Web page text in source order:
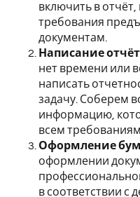
включить в отчёт,
требования
документам.
Написание
нет времени или
написать
задачу. Соберем
информацию,
всем требованиям.
Оформление
оформлении
в соответствии с